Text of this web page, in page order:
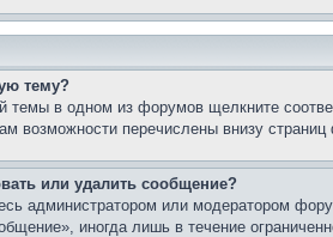
тему?
темы в одном из форумов щелкните
возможности перечислены внизу
или удалить сообщение?
администратором или модератором
иногда лишь в течение